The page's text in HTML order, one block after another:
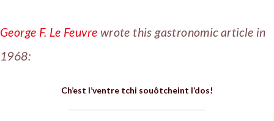
George F. Le Feuvre wrote this gastronomic article in
1968:
Ch’est l’ventre tchi souôtcheint l’dos!